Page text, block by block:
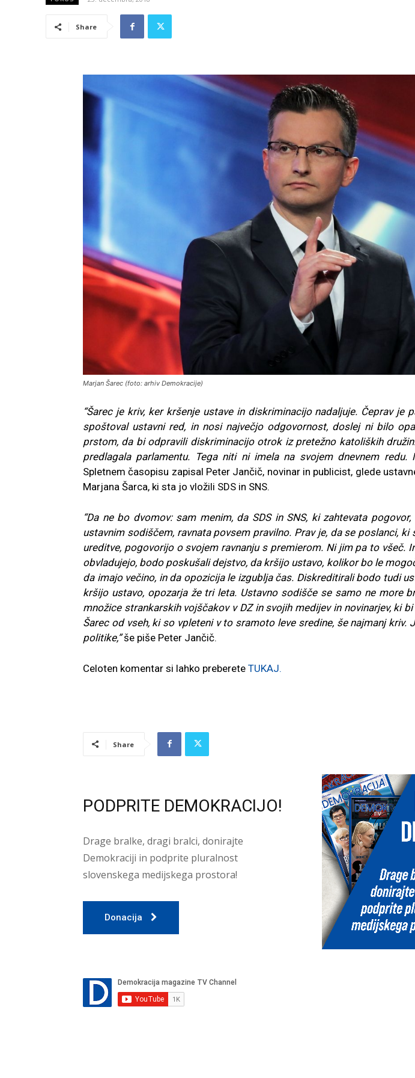
Share
Marjan Šarec (foto: arhiv Demokracije)
“Šarec je kriv, ker kršenje ustave in diskriminacijo nadaljuje. Čeprav je
spoštoval ustavni red, in nosi največjo odgovornost, doslej ni bilo
prstom, da bi odpravili diskriminacijo otrok iz pretežno katoliških
predlagala parlamentu. Tega niti ni imela na svojem dnevnem redu.
Spletnem časopisu zapisal Peter Jančič, novinar in publicist, glede
Marjana Šarca, ki sta jo vložili SDS in SNS.
“Da ne bo dvomov: sam menim, da SDS in SNS, ki zahtevata
ustavnim sodiščem, ravnata povsem pravilno. Prav je, da se poslanci, ki
ureditve, pogovorijo o svojem ravnanju s premierom. Ni jim pa to všeč.
obvladujejo, bodo poskušali dejstvo, da kršijo ustavo, kolikor bo le
da imajo večino, in da opozicija le izgublja čas. Diskreditirali bodo tudi
kršijo ustavo, opozarja že tri leta. Ustavno sodišče se samo ne more
množice strankarskih vojščakov v DZ in svojih medijev in novinarjev, ki
Šarec od vseh, ki so vpleteni v to sramoto leve sredine, še najmanj kriv.
politike,”še piše Peter Jančič.
Celoten komentar si lahko preberete TUKAJ.
Share
PODPRITE DEMOKRACIJO!
Drage bralke, dragi bralci, donirajte
Demokraciji in podprite pluralnost
slovenskega medijskega prostora!
Donacija